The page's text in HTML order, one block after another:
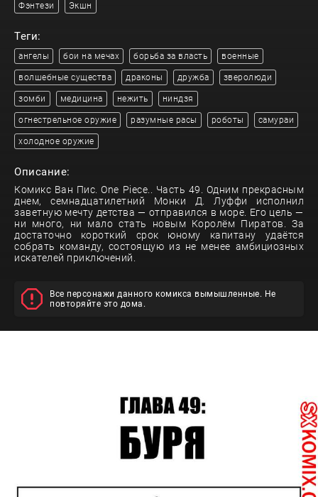
Фэнтези Экшн
Теги:
ангелы бои на мечах борьба за власть военные
волшебные существа драконы дружба зверолюди
зомби медицина нежить ниндзя
огнестрельное оружие разумные расы роботы самураи
холодное оружие
Описание:
Комикс Ван Пис. One Piece.. Часть 49. Одним прекрасным
днем, семнадцатилетний Монки Д. Луффи исполнил
заветную мечту детства — отправился в море. Его цель —
ни много, ни мало стать новым Королём Пиратов. За
достаточно короткий срок юному капитану удаётся
собрать команду, состоящую из не менее амбициозных
искателей приключений.
Все персонажи данного комикса вымышленные. Не
повторяйте это дома.